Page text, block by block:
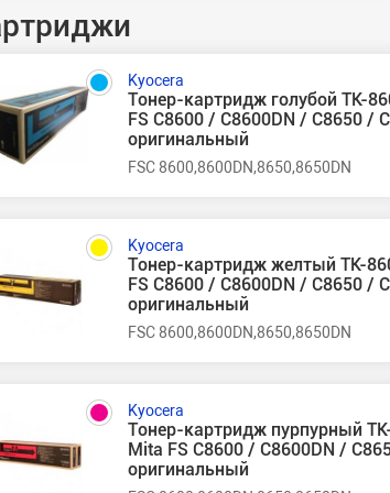
Kyocera
Тонер-картридж голубой TK-
FS C8600 / C8600DN / C8650 /
оригинальный
FSC 8600,8600DN,8650,8650DN
Kyocera
Тонер-картридж желтый TK-
FS C8600 / C8600DN / C8650 /
оригинальный
FSC 8600,8600DN,8650,8650DN
Kyocera
Тонер-картридж пурпурный
Mita FS C8600 / C8600DN /
оригинальный